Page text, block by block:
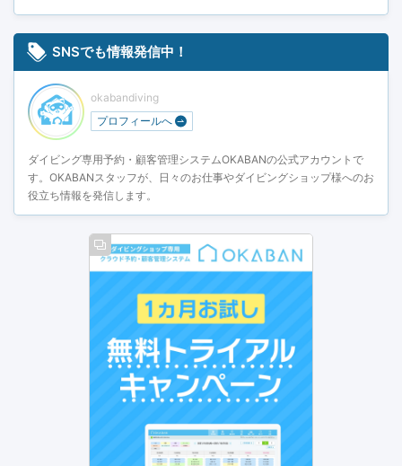
SNSでも情報発信中！
okabandiving
プロフィールへ
ダイビング専用予約・顧客管理システムOKABANの公式アカウントで
す。OKABANスタッフが、日々のお仕事やダイビングショップ様へのお
役立ち情報を発信します。